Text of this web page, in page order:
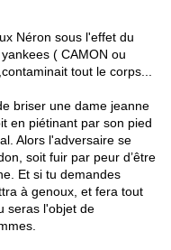
Néron sous l'effet du
( CAMON ou
tout le corps...
briser une dame jeanne
en piétinant par son pied
Alors l'adversaire se
soit fuir par peur d’être
Et si tu demandes
à genoux, et fera tout
seras l'objet de